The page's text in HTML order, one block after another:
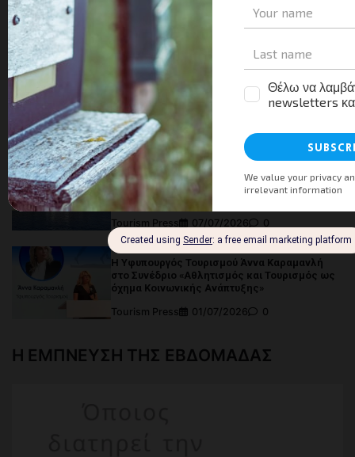
Τα πρόσφατα στοιχεία της φιλοξενίας και το
όραμα του ΙΤΕΠ για την επόμενη ημέρα
Tourism Press
13/07/2026 0
Κοινό Πρόγραμμα Δράσης Υπουργείου
Τουρισμού και ΣΕΤΕ
Tourism Press
07/07/2026
Εγκαινιάστηκε ο νέος Επιβατικός Σταθμός του
λιμένα Γαΐου στους Παξούς
Tourism Press
07/07/2026 0
Η Υφυπουργός Τουρισμού Άννα Καραμανλή
στο Συνέδριο «Αθλητισμός και Τουρισμός ως
όχημα Κοινωνικής Ανάπτυξης»
Tourism Press
01/07/2026 0
Η ΕΜΠΝΕΥΣΗ ΤΗΣ ΕΒΔΟΜΑΔΑΣ